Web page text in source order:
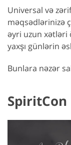
Universal və
məqsədlərinizə
əyri uzun xətləri
yaxşı günlərin əsl
Bunlara nəzər
SpiritCon